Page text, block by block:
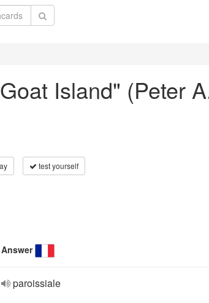
Island" (Peter
test yourself
Answer
paroissiale